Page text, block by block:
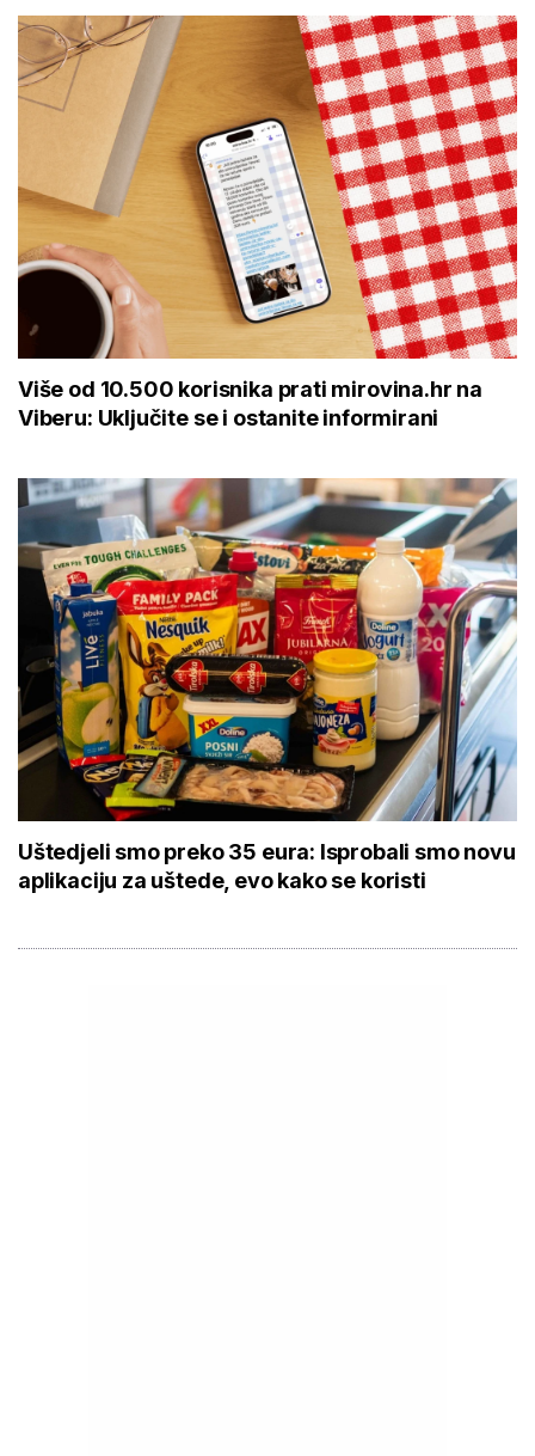
Više od 10.500 korisnika prati mirovina.hr na
Viberu: Uključite se i ostanite informirani
Uštedjeli smo preko 35 eura: Isprobali smo novu
aplikaciju za uštede, evo kako se koristi